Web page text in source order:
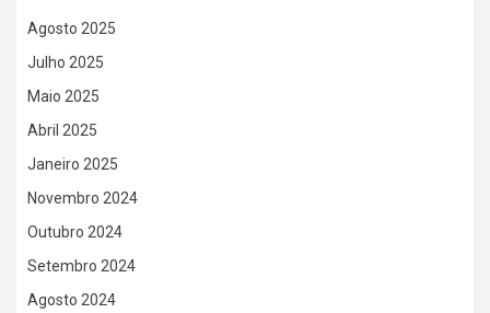
Agosto 2025
Julho 2025
Maio 2025
Abril 2025
Janeiro 2025
Novembro 2024
Outubro 2024
Setembro 2024
Agosto 2024